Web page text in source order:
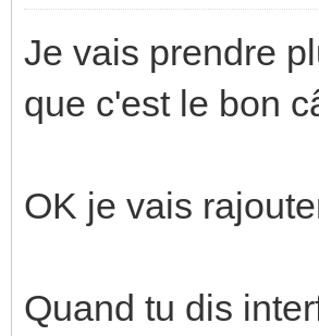
Je vais prendre
que c'est le bon
OK je vais
Quand tu dis